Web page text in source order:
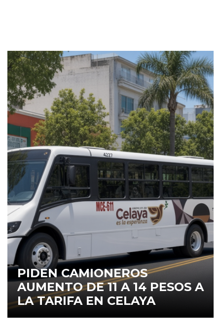
PIDEN CAMIONEROS
AUMENTO DE 11 A 14 PESOS A
LA TARIFA EN CELAYA